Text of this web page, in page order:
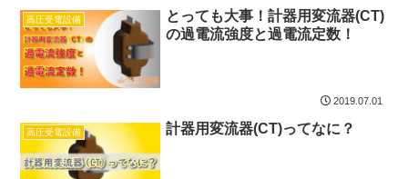
高圧受電設備
とっても大事！計器用変流器(CT)
の過電流強度と過電流定数！
2019.07.01
高圧受電設備 計器用変流器(CT)ってなに？